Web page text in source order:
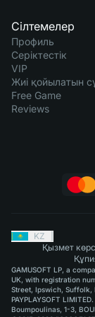
Сілтемелер
Профиль
Серіктестік
VIP
Жиі қойылатын
Free Game
Reviews
KZ
Қызмет
GAMUSOFT LP, a
UK, with registration
Street, Ipswich, Suffolk,
PAYPLAYSOFT
Boumpoulinas, 1-3,